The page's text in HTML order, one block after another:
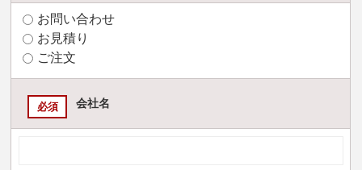
お問い合わせ
お見積り
ご注文
会社名
必須